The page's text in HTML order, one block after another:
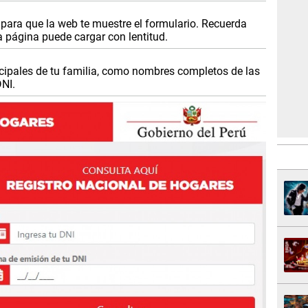
que la web te muestre el formulario. Recuerda
puede cargar con lentitud.
de tu familia, como nombres completos de las